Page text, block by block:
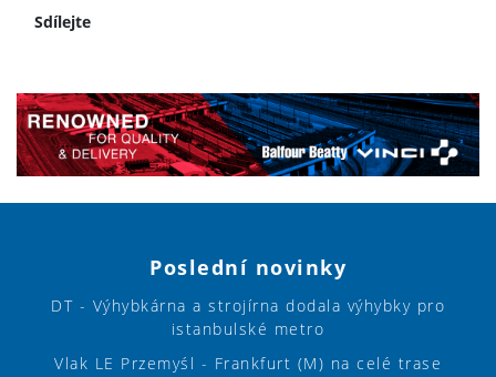
Sdílejte
Poslední novinky
DT - Výhybkárna a strojírna dodala výhybky pro
istanbulské metro
Vlak LE Przemyśl - Frankfurt (M) na celé trase